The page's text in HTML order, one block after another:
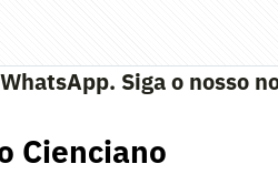
Siga o nosso
Cienciano